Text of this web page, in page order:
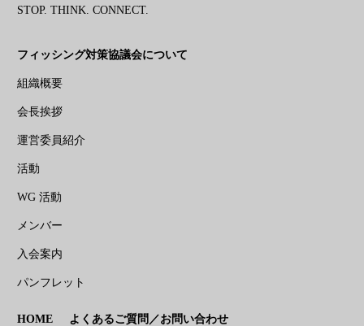
STOP. THINK. CONNECT.
フィッシング対策協議会について
組織概要
会長挨拶
運営委員紹介
活動
WG 活動
メンバー
入会案内
パンフレット
HOME よくあるご質問／お問い合わせ